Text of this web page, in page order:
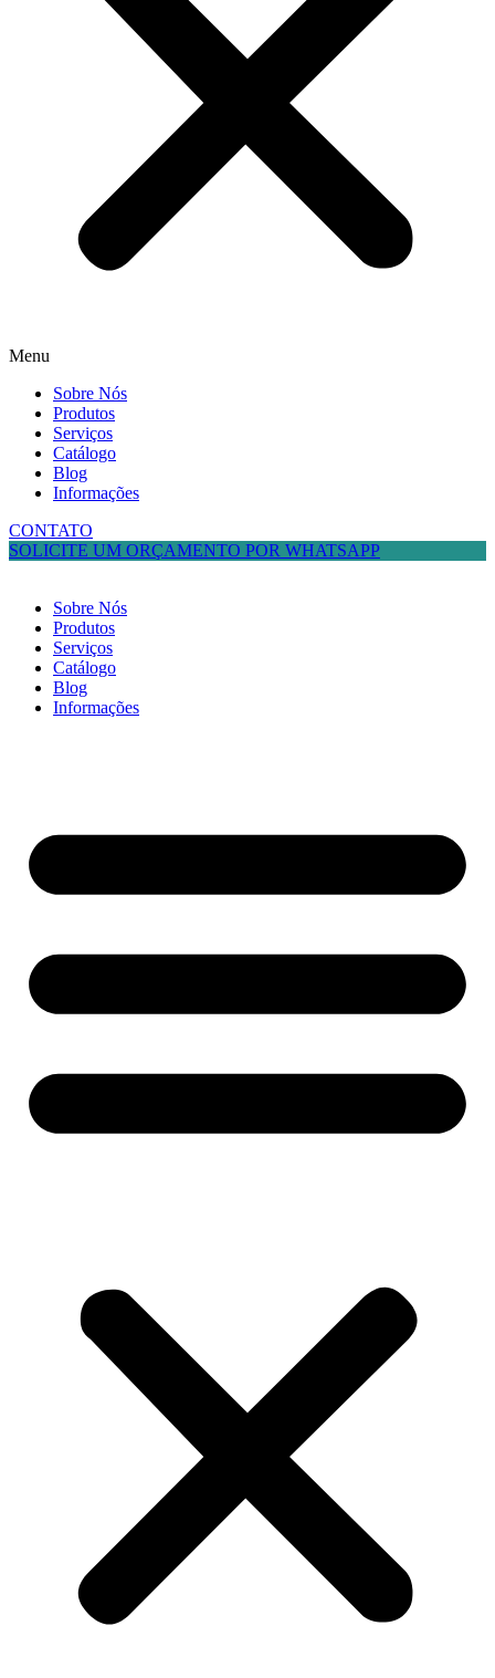
Menu
Sobre Nós
Produtos
Serviços
Catálogo
Blog
Informações
CONTATO
SOLICITE UM ORÇAMENTO POR WHATSAPP
Sobre Nós
Produtos
Serviços
Catálogo
Blog
Informações